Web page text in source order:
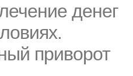
денег
приворот